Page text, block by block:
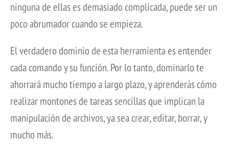
ninguna de ellas es demasiado complicada, puede ser un
poco abrumador cuando se empieza.
El verdadero dominio de esta herramienta es entender
cada comando y su función. Por lo tanto, dominarlo te
ahorrará mucho tiempo a largo plazo, y aprenderás cómo
realizar montones de tareas sencillas que implican la
manipulación de archivos, ya sea crear, editar, borrar, y
mucho más.